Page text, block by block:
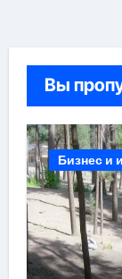
Вы
Бизнес и